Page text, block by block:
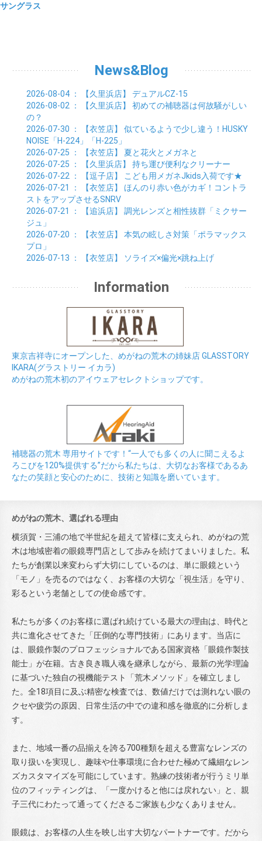
サングラス
News&Blog
2026-08-04 ： 【久里浜店】 デュアルCZ-15
2026-08-02 ： 【久里浜店】 初めての補聴器は何故騒がしい
の？
2026-07-30 ： 【衣笠店】 似ているようで少し違う！HUSKY
NOISE「H-224」「H-225」
2026-07-25 ： 【衣笠店】 夏と花火とメガネと
2026-07-25 ： 【久里浜店】 持ち運び便利なクリーナー
2026-07-22 ： 【逗子店】
こども用メガネJkids入荷です★
2026-07-21
： 【衣笠店】 ほんのり赤い色がカギ！コントラ
ストをアップさせるSNRV
2026-07-21
： 【追浜店】 調光レンズと相性抜群「ミクサー
ジュ」
2026-07-20 ： 【衣笠店】 本気の眩しさ対策「ポラマックス
プロ」
2026-07-13 ： 【衣笠店】 ソライズ×偏光×跳ね上げ
Information
東京吉祥寺にオープンした、めがねの荒木の姉妹店 GLASSTORY
IKARA(グラストリー イカラ)
めがねの荒木初のアイウェアセレクトショップです。
補聴器の荒木 専用サイトです！“一人でも多くの人に聞こえるよ
ろこびを120%提供する”だから私たちは、大切なお客様であるあ
なたの笑顔と安心のために、技術と知識を磨いています。
めがねの荒木、選ばれる理由
横須賀・三浦の地で半世紀を超えて皆様に支えられ、めがねの荒
木は地域密着の眼鏡専門店として歩みを続けてまいりました。私
たちが創業以来変わらず大切にしているのは、単に眼鏡という
「モノ」を売るのではなく、お客様の大切な「視生活」を守り、
彩るという老舗としての使命感です。
私たちが多くのお客様に選ばれ続けている最大の理由は、時代と
共に進化させてきた「圧倒的な専門技術」にあります。当店に
は、眼鏡作製のプロフェッショナルである国家資格「眼鏡作製技
能士」が在籍。古き良き職人魂を継承しながら、最新の光学理論
に基づいた独自の視機能テスト「荒木メソッド」を確立しまし
た。全18項目に及ぶ精密な検査では、数値だけでは測れない眼の
クセや疲労の原因、日常生活の中での違和感を徹底的に分析しま
す。
また、地域一番の品揃えを誇る700種類を超える豊富なレンズの
取り扱いを実現し、趣味や仕事環境に合わせた極めて繊細なレン
ズカスタマイズを可能にしています。熟練の技術者が行うミリ単
位のフィッティングは、「一度かけると他には戻れない」と、親
子三代にわたって通ってくださるご家族も少なくありません。
眼鏡は、お客様の人生を映し出す大切なパートナーです。だから